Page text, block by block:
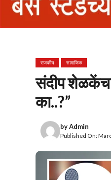
राजकीय सामाजिक
संदीप शेळकेंचा
का..?”
byAdmin
Published On: